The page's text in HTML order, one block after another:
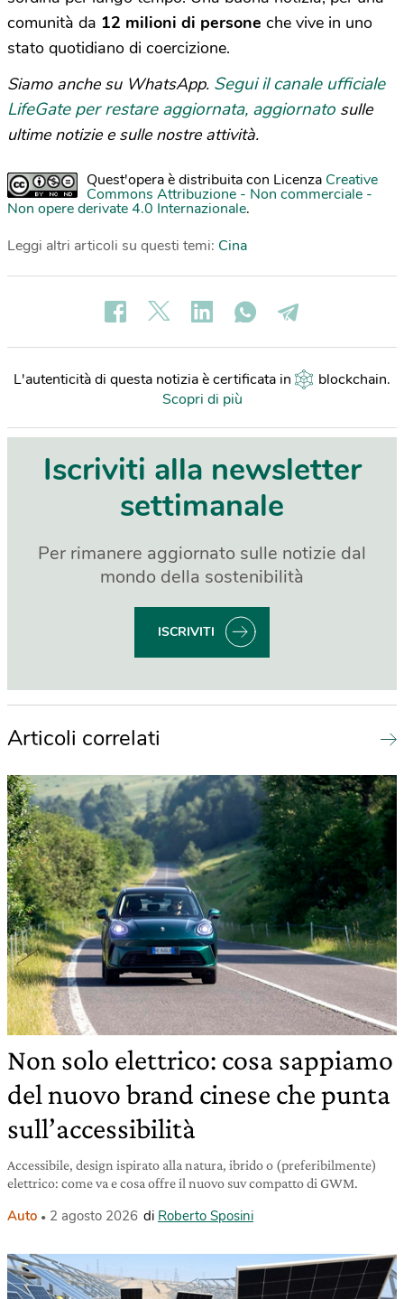
comunità da 12 milioni di persone che vive in uno
stato quotidiano di coercizione.
Siamo anche su WhatsApp. Segui il canale ufficiale
LifeGate per restare aggiornata, aggiornato sulle
ultime notizie e sulle nostre attività.
Quest'opera è distribuita con Licenza Creative
Commons Attribuzione - Non commerciale -
Non opere derivate 4.0 Internazionale.
Leggi altri articoli su questi temi: Cina
L'autenticità di questa notizia è certificata in blockchain.
Scopri di più
Iscriviti alla newsletter
settimanale
Per rimanere aggiornato sulle notizie dal
mondo della sostenibilità
ISCRIVITI
Articoli correlati
Non solo elettrico: cosa sappiamo
del nuovo brand cinese che punta
sull’accessibilità
Accessibile, design ispirato alla natura, ibrido o (preferibilmente)
elettrico: come va e cosa offre il nuovo suv compatto di GWM.
Auto 2 agosto 2026 di Roberto Sposini